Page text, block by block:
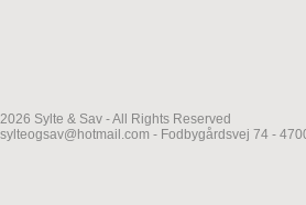
2026 Sylte & Sav - All Rights Reserved
sylteogsav@hotmail.com - Fodbygårdsvej 74 -